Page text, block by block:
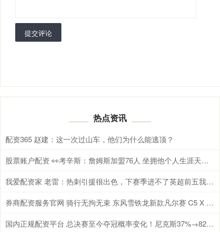
提交评论
热点资讯
配资365 赵建：这一次过山车，他们为什么能逃顶？
股票账户配资 👀考辛斯：詹姆斯加盟76人 坐拥他个人生涯天赋最强阵容班底
我爱配资家 老雷：热刺引援很出色，下赛季进不了英超前五我反而会意外
券商配资服务官网 骑行无拘无束 东风雪铁龙新款凡尔赛 C5 X 打造 4+2 全能出行搭档
国内正规配资平台 总决赛至今夺冠概率变化！尼克斯37%→82% G4半场落后时为53%